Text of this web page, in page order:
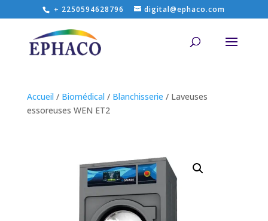
+ 2250594628796 digital@ephaco.com
Accueil / Biomédical / Blanchisserie / Laveuses
essoreuses WEN ET2